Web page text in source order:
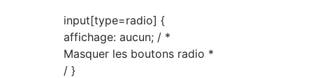
input[type=radio] {
affichage: aucun; / *
Masquer les boutons radio *
/ }